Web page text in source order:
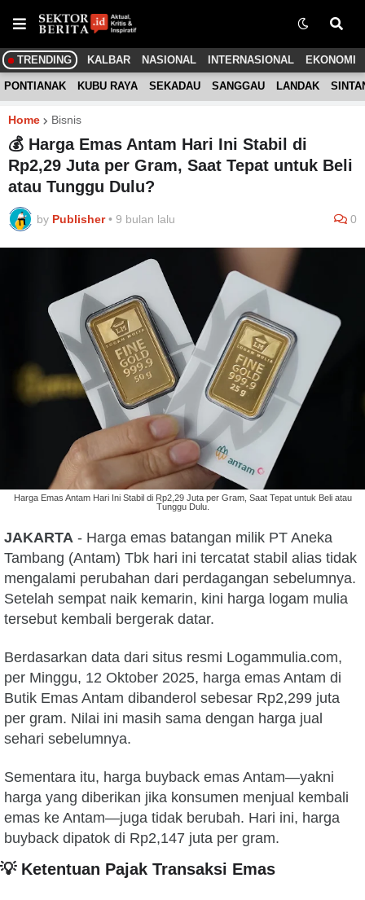
TRENDING KALBAR NASIONAL INTERNASIONAL EKONOMI
PONTIANAK KUBU RAYA SEKADAU SANGGAU LANDAK
Home Bisnis
💰 Harga Emas Antam Hari Ini Stabil di
Rp2,29 Juta per Gram, Saat Tepat untuk Beli
atau Tunggu Dulu?
by Publisher • 9 bulan lalu 0
Harga Emas Antam Hari Ini Stabil di Rp2,29 Juta per Gram, Saat Tepat untuk Beli atau
Tunggu Dulu.
JAKARTA - Harga emas batangan milik PT Aneka
Tambang (Antam) Tbk hari ini tercatat stabil alias tidak
mengalami perubahan dari perdagangan sebelumnya.
Setelah sempat naik kemarin, kini harga logam mulia
tersebut kembali bergerak datar.
Berdasarkan data dari situs resmi Logammulia.com,
per Minggu, 12 Oktober 2025, harga emas Antam di
Butik Emas Antam dibanderol sebesar Rp2,299 juta
per gram. Nilai ini masih sama dengan harga jual
sehari sebelumnya.
Sementara itu, harga buyback emas Antam—yakni
harga yang diberikan jika konsumen menjual kembali
emas ke Antam—juga tidak berubah. Hari ini, harga
buyback dipatok di Rp2,147 juta per gram.
💡 Ketentuan Pajak Transaksi Emas